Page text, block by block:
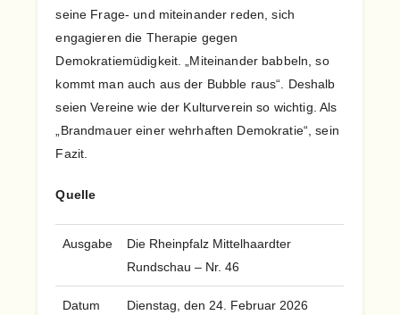
seine Frage- und miteinander reden, sich
engagieren die Therapie gegen
Demokratiemüdigkeit. „Miteinander babbeln, so
kommt man auch aus der Bubble raus“. Deshalb
seien Vereine wie der Kulturverein so wichtig. Als
„Brandmauer einer wehrhaften Demokratie“, sein
Fazit.
Quelle
Ausgabe
Die Rheinpfalz Mittelhaardter
Rundschau – Nr. 46
Datum Dienstag, den 24. Februar 2026